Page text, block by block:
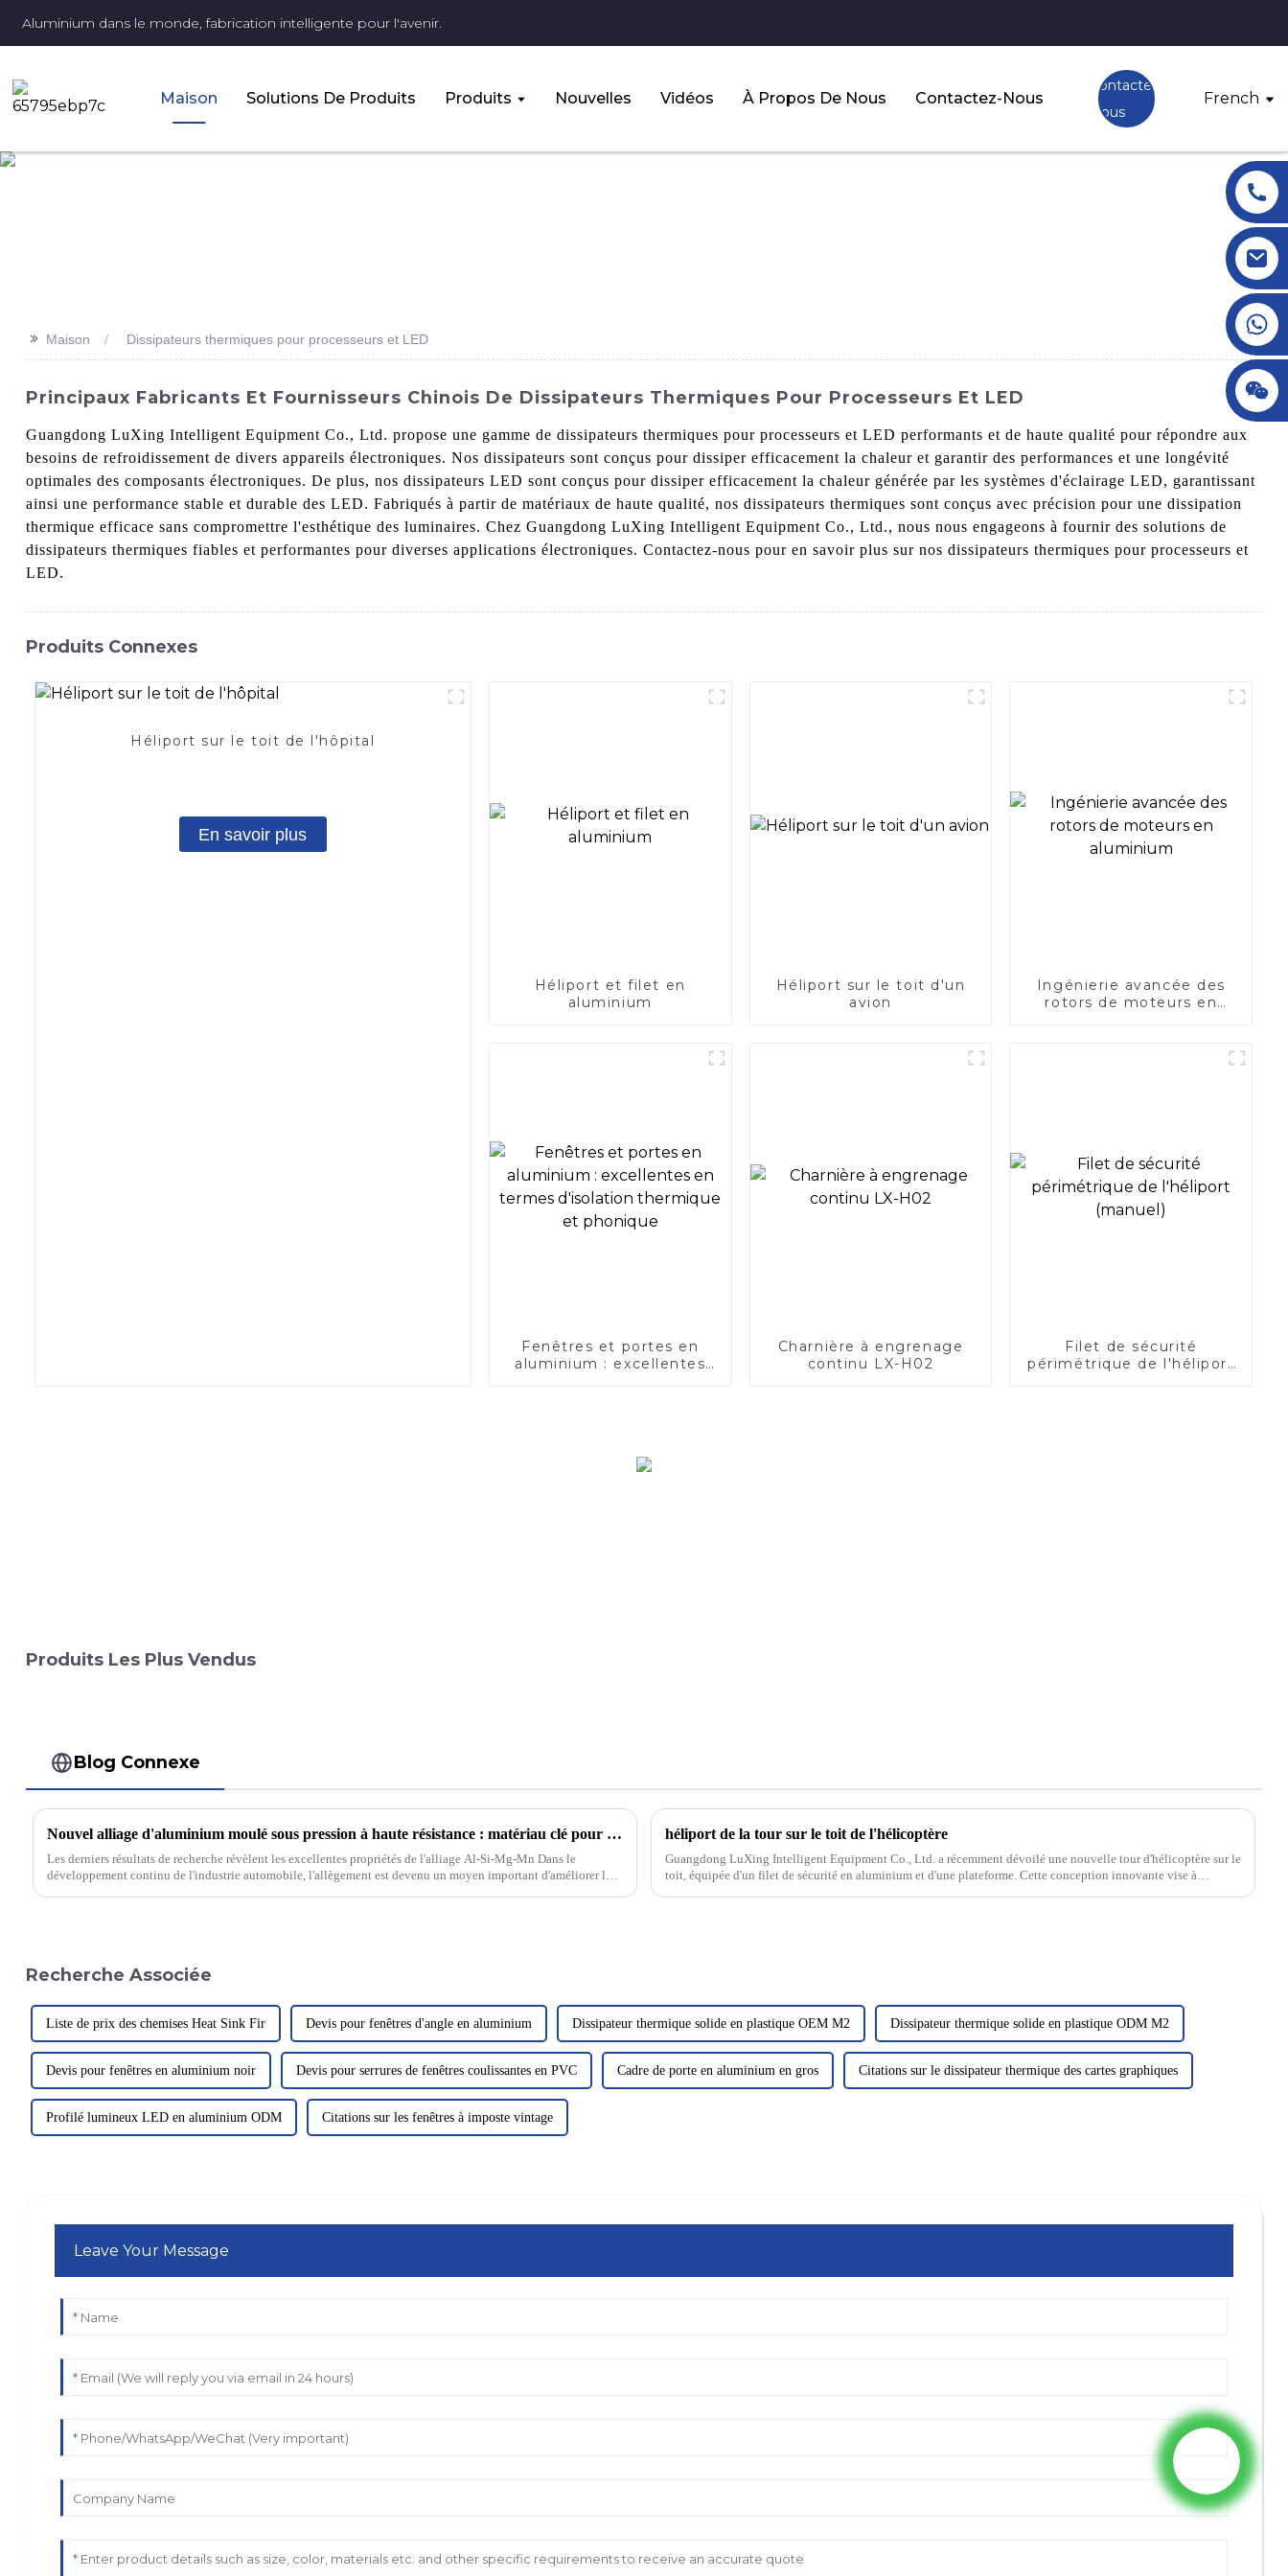
Aluminium dans le monde, fabrication intelligente pour l'avenir.
Maison Solutions De Produits Produits Nouvelles Vidéos À Propos De Nous Contactez-Nous
Contactez-
Nous
French
>> Maison Dissipateurs thermiques pour processeurs et LED
Principaux Fabricants Et Fournisseurs Chinois De Dissipateurs Thermiques Pour Processeurs Et LED
Guangdong LuXing Intelligent Equipment Co., Ltd. propose une gamme de dissipateurs thermiques pour processeurs et LED performants et de haute qualité pour répondre aux
besoins de refroidissement de divers appareils électroniques. Nos dissipateurs sont conçus pour dissiper efficacement la chaleur et garantir des performances et une longévité
optimales des composants électroniques. De plus, nos dissipateurs LED sont conçus pour dissiper efficacement la chaleur générée par les systèmes d'éclairage LED, garantissant
ainsi une performance stable et durable des LED. Fabriqués à partir de matériaux de haute qualité, nos dissipateurs thermiques sont conçus avec précision pour une dissipation
thermique efficace sans compromettre l'esthétique des luminaires. Chez Guangdong LuXing Intelligent Equipment Co., Ltd., nous nous engageons à fournir des solutions de
dissipateurs thermiques fiables et performantes pour diverses applications électroniques. Contactez-nous pour en savoir plus sur nos dissipateurs thermiques pour processeurs et
LED.
Produits Connexes
Héliport sur le toit de l'hôpital
En savoir plus
Héliport et filet en
aluminium
Héliport sur le toit d'un
avion
Ingénierie avancée des
rotors de moteurs en
Fenêtres et portes en
aluminium : excellentes
Charnière à engrenage
continu LX-H02
Filet de sécurité
périmétrique de l'héliport
Produits Les Plus Vendus
Blog Connexe
Nouvel alliage d'aluminium moulé sous pression à haute résistance : matériau clé pour l'allègement et l'amélioration des performances des véhicules automobiles
Les derniers résultats de recherche révèlent les excellentes propriétés de l'alliage Al-Si-Mg-Mn Dans le
développement continu de l'industrie automobile, l'allègement est devenu un moyen important d'améliorer la
héliport de la tour sur le toit de l'hélicoptère
Guangdong LuXing Intelligent Equipment Co., Ltd. a récemment dévoilé une nouvelle tour d'hélicoptère sur le
toit, équipée d'un filet de sécurité en aluminium et d'une plateforme. Cette conception innovante vise à
Recherche Associée
Liste de prix des chemises Heat Sink Fir Devis pour fenêtres d'angle en aluminium Dissipateur thermique solide en plastique OEM M2 Dissipateur thermique solide en plastique ODM M2
Devis pour fenêtres en aluminium noir Devis pour serrures de fenêtres coulissantes en PVC Cadre de porte en aluminium en gros Citations sur le dissipateur thermique des cartes graphiques
Profilé lumineux LED en aluminium ODM Citations sur les fenêtres à imposte vintage
Leave Your Message